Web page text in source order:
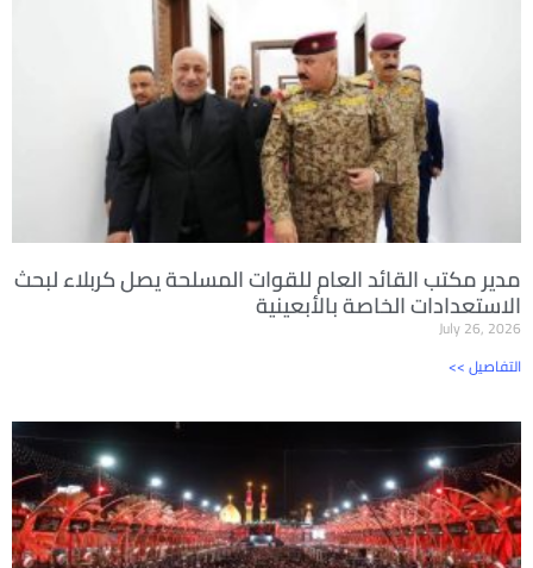
مدير مكتب القائد العام للقوات المسلحة يصل كربلاء لبحث
الاستعدادات الخاصة بالأبعينية
July 26, 2026
<< التفاصيل